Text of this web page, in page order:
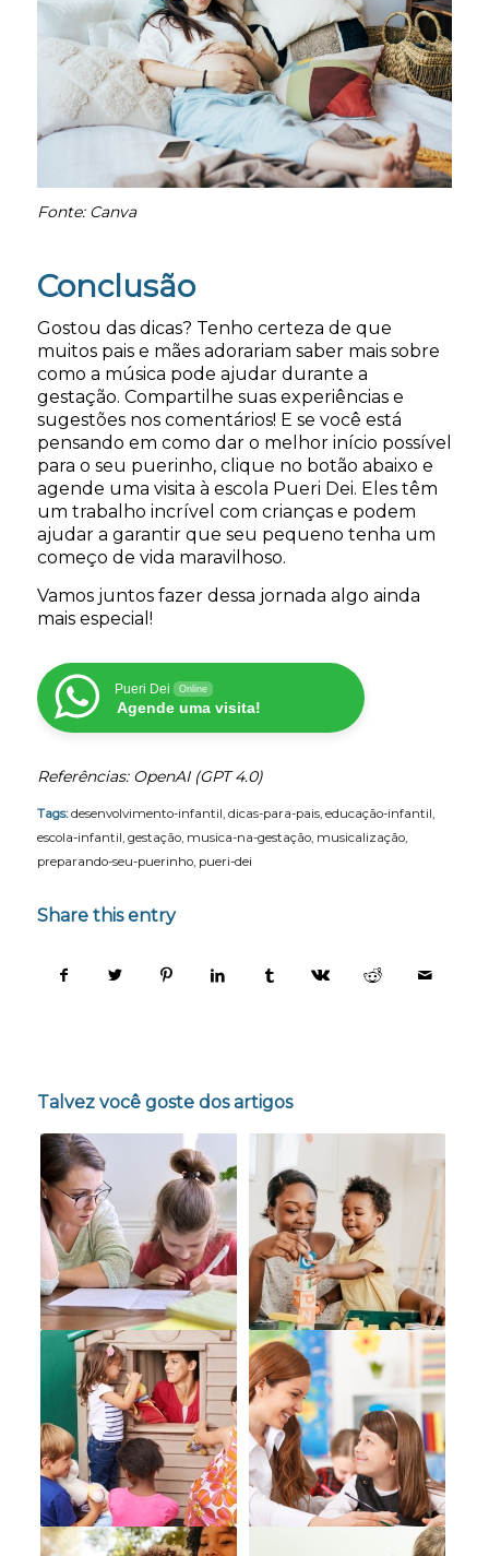
Fonte: Canva
Conclusão
Gostou das dicas? Tenho certeza de que
muitos pais e mães adorariam saber mais sobre
como a música pode ajudar durante a
gestação. Compartilhe suas experiências e
sugestões nos comentários! E se você está
pensando em como dar o melhor início possível
para o seu puerinho, clique no botão abaixo e
agende uma visita à escola Pueri Dei. Eles têm
um trabalho incrível com crianças e podem
ajudar a garantir que seu pequeno tenha um
começo de vida maravilhoso.
Vamos juntos fazer dessa jornada algo ainda
mais especial!
Pueri Dei Online
Agende uma visita!
Referências: OpenAI (GPT 4.0)
Tags: desenvolvimento-infantil dicas-para-pais, educação-infantil
escola-infantil gestação, musica-na-gestação, musicalização,
preparando-seu-puerinho, pueri-dei
Share this entry
Talvez você goste dos artigos